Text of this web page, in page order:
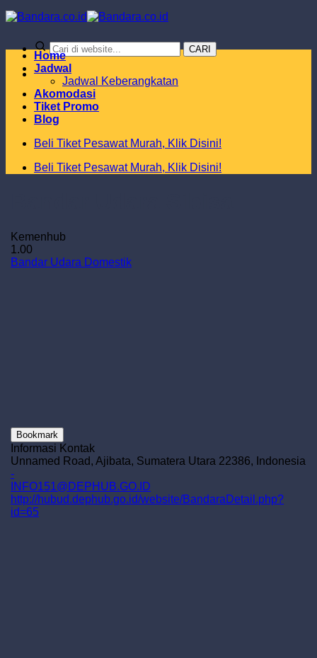
Skip
to
CARI
Home
Jadwal
Jadwal Keberangkatan
Akomodasi
Tiket Promo
Blog
Beli Tiket Pesawat Murah, Klik Disini!
Beli Tiket Pesawat Murah, Klik Disini!
Kemenhub
1.00
Bandar Udara Domestik
Bookmark
Informasi Kontak
Unnamed Road, Ajibata, Sumatera Utara 22386, Indonesia
-
INFO151@DEPHUB.GO.ID
http://hubud.dephub.go.id/website/BandaraDetail.php?
id=65